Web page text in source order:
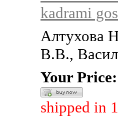
kadrami
Алтухова
В.В.,
Your Price:
shipped in